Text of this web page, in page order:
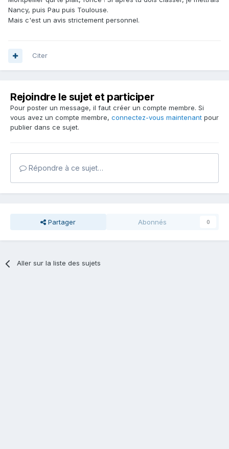
Nancy, puis Pau puis Toulouse.
Mais c'est un avis strictement personnel.
Citer
Rejoindre le sujet et participer
Pour poster un message, il faut créer un compte membre. Si
vous avez un compte membre, connectez-vous maintenant pour
publier dans ce sujet.
Répondre à ce sujet…
Partager Abonnés 0
Aller sur la liste des sujets